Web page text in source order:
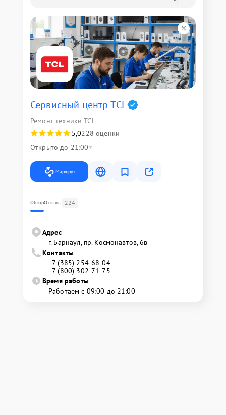
Сервисный центр TCL
Ремонт техники TCL
5,0228 оценки
Открыто до 21:00
Маршрут
ОбзорОтзывы 224
Адрес
г. Барнаул, ​пр. Космонавтов, 6в
Контакты
+7 (385) 254-68-04
+7 (800) 302-71-75
Время работы
Работаем с 09:00 до 21:00